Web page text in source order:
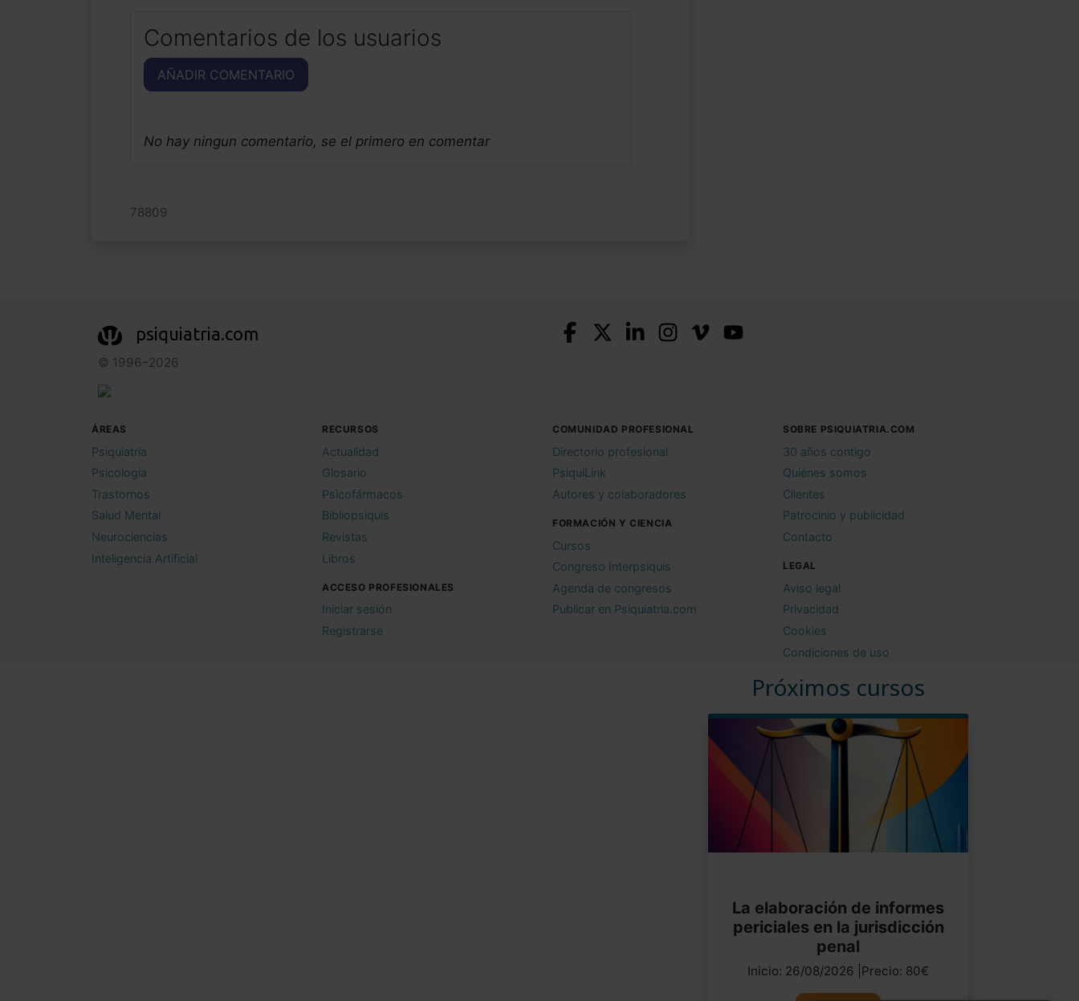
Comentarios de los usuarios
AÑADIR COMENTARIO
No hay ningun comentario, se el primero en comentar
78809
Próximos cursos
La elaboración de informes
periciales en la jurisdicción
penal
Inicio: 26/08/2026 |Precio: 80€
psiquiatria.com
© 1996–2026
ÁREAS
Psiquiatría
Psicología
Trastornos
Salud Mental
Neurociencias
Inteligencia Artificial
RECURSOS
Actualidad
Glosario
Psicofármacos
Bibliopsiquis
Revistas
Libros
ACCESO PROFESIONALES
Iniciar sesión
Registrarse
COMUNIDAD PROFESIONAL
Directorio profesional
PsiquiLink
Autores y colaboradores
FORMACIÓN Y CIENCIA
Cursos
Congreso Interpsiquis
Agenda de congresos
Publicar en Psiquiatria.com
SOBRE PSIQUIATRIA.COM
30 años contigo
Quiénes somos
Clientes
Patrocinio y publicidad
Contacto
LEGAL
Aviso legal
Privacidad
Cookies
Condiciones de uso